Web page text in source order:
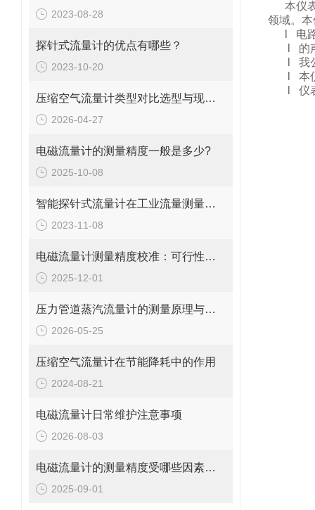
2023-08-28
探针式流量计的优点有哪些？
2023-10-20
压缩空气流量计类型对比选型与现场安装维修要点
2026-04-27
电磁流量计的测量精度一般是多少?
2025-10-08
智能探针式流量计在工业流量测量中的应用
2023-11-08
电磁流量计测量精度校准：可行性、方法与实操指南
2025-12-01
压力管道蒸汽流量计的测量原理与日常维护操作规范
2026-05-25
压缩空气流量计在节能降耗中的作用
2024-08-21
电磁流量计日常维护注意事项
2026-08-03
电磁流量计的测量精度受哪些因素影响?
2025-09-01
本仪
领域。 本
电
的
我
本
仪